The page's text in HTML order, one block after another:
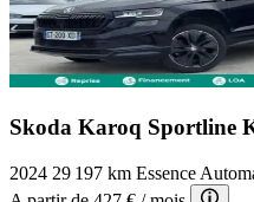
Skoda Karoq Sportline
2024 29 197 km Essence